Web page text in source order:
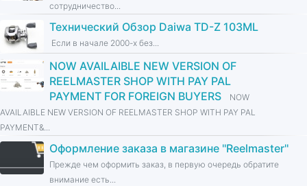
сотрудничество...
Технический Обзор Daiwa TD-Z 103ML
Если в начале 2000-х без...
NOW AVAILAIBLE NEW VERSION OF
REELMASTER SHOP WITH PAY PAL
PAYMENT FOR FOREIGN BUYERS
NOW
AVAILAIBLE NEW VERSION OF REELMASTER SHOP WITH PAY PAL
PAYMENT&...
Оформление заказа в магазине ''Reelmaster''
Прежде чем оформить заказ, в первую очередь обратите
внимание есть...